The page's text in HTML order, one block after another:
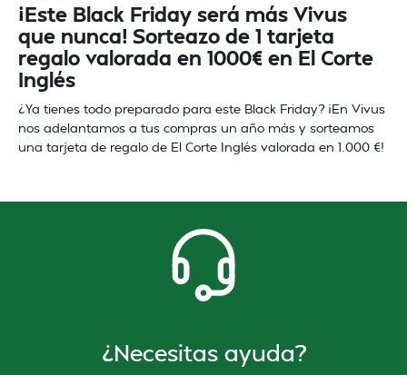
¡Este Black Friday será más Vivus
que nunca! Sorteazo de 1 tarjeta
regalo valorada en 1000€ en El Corte
Inglés
¿Ya tienes todo preparado para este Black Friday? ¡En Vivus
nos adelantamos a tus compras un año más y sorteamos
una tarjeta de regalo de El Corte Inglés valorada en 1.000 €!
¿Necesitas ayuda?